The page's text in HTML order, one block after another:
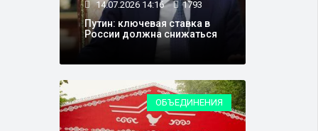
14.07.2026 14:16 1793
Путин: ключевая ставка в
России должна снижаться
ОБЪЕДИНЕНИЯ